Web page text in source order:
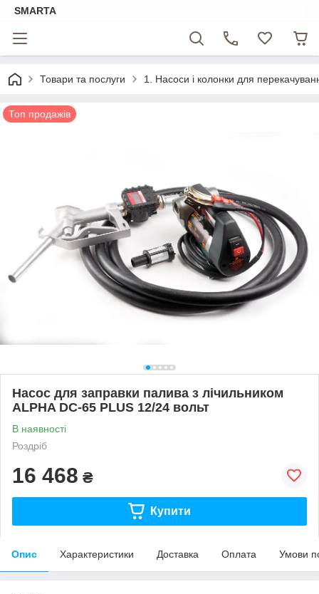
SMARTA
Товари та послуги 1. Насоси і колонки для
Топ продажів
Насос для заправки палива з лічильником
ALPHA DC-65 PLUS 12/24 вольт
В наявності
Роздріб
16 468 ₴
Купити
Опис Характеристики Доставка Оплата Умови